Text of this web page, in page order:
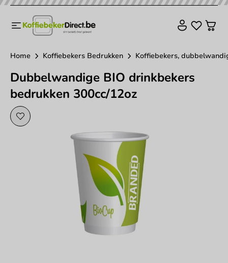
Home Koffiebekers Bedrukken Koffiebekers,
Dubbelwandige BIO drinkbekers
bedrukken 300cc/12oz